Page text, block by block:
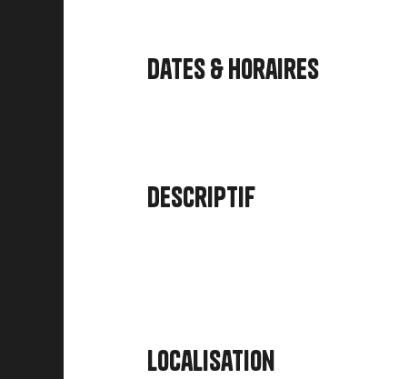
Dates & horaires
Descriptif
Localisation